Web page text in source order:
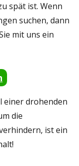
spät ist. Wenn
suchen, dann
mit uns ein
einer drohenden
die
ist ein